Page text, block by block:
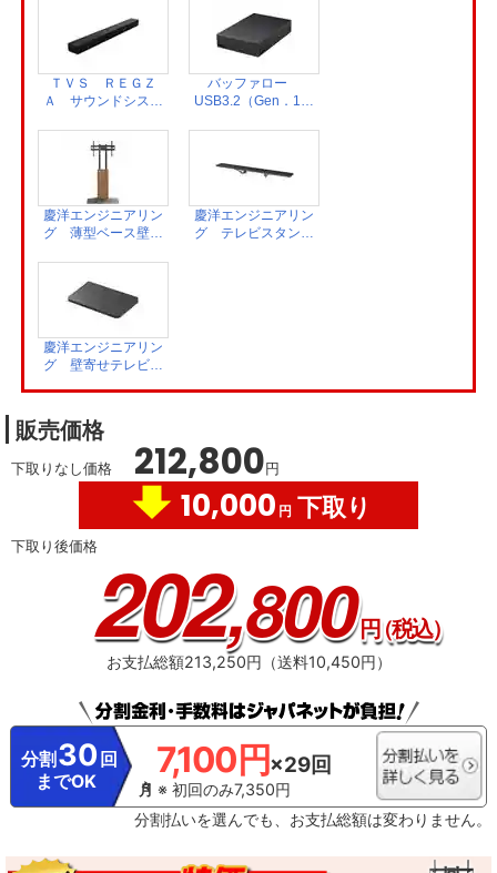
す。・ おまかせ録画された番組は、おまかせ録画用に設定したハードディスク
領域の空き容量によって、古い順番から自動で削除されます。保存しておきた
い番組は、おまかせ録画する前に通常録画予約に変更したり、録画された番組
できない番組や、おまかせ録画予約対象の番組でも、通常予約や視聴予約など
優先される予約によって、録画されない場合があります。連続ドラマ番組など
は予告なく変更や終了する場合があります。・ 一部対象外のチャンネルがあり
ます。 【ネットワークに関するご注意】・ 本機で当社が提供するネットワーク
サービスを利用する場合、予約ランキングの集計や情報端末上での情報表示な
など）、動作状態の履歴情報、本機に接続されたUSBハードディスクなどの識
別情報や動作状態の履歴情報などや、ご登録いただいた都道府県、性別などの
情報がメーカーまたはメーカーの委託先のサーバーで記録されます。これらの
情報は、ネットワークサービスの提供以外に、品質改善やマーケティングなど
ります。これらの情報からメーカーが利用者個人を特定することはありません
。※ レグザプライバシーポリシーを同意しない設定にした場合には、それまで
から消去されます。ネットワークに接続されていない場合には、次にネットワ
ークに接続した際にサーバーから消去されます。※ メーカーが提供するネット
が別途必要です。
ネットへの接続が必要です。・ インターネットの接続には、通信事業者やプロ
バイダー（インターネット接続業者）との契約が必要です。
ＴＶＳ ＲＥＧＺ
Ａ サウンドシステ
バッファロー
USB3.2（Gen．1）
HDD 4TB ブラ
BB
慶洋エンジニアリン
グ 薄型ベース壁寄
ウォールナット
AN-S143
慶洋エンジニアリン
グ テレビスタンド
慶洋エンジニアリン
グ 壁寄せテレビス
043ACA
販売価格
下取りなし価格 212,800円
10,000 円 下取り
下取り後価格202,800円（税込）
お支払総額213,250円（送料10,450円）
分割 30 回
までOK
7,100円×29回
※ 初回のみ7,350円
分割払いを選んでも、お支払総額は変わりません。